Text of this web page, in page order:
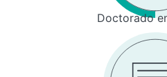
Doctorado